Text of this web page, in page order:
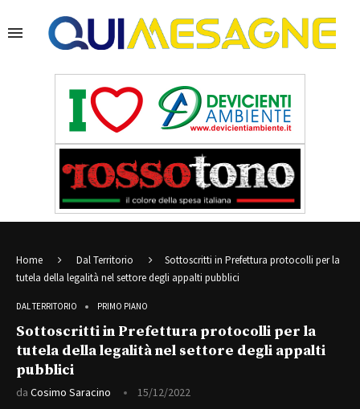
Home Dal Territorio
Sottoscritti in Prefettura protocolli per la
tutela della legalità nel settore degli appalti pubblici
DAL TERRITORIO PRIMO PIANO
Sottoscritti in Prefettura protocolli per la
tutela della legalità nel settore degli appalti
pubblici
da Cosimo Saracino 15/12/2022